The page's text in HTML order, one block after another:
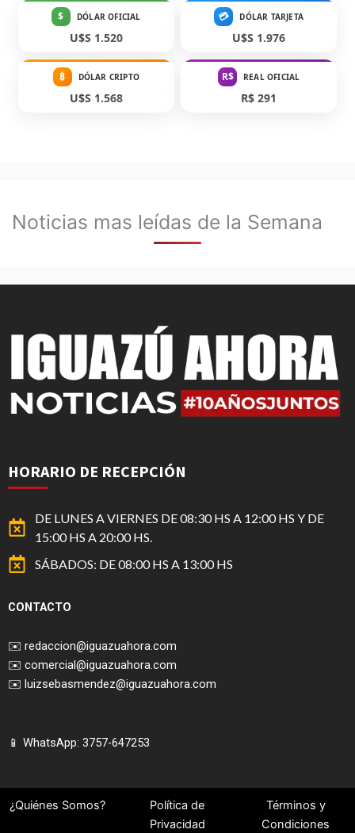
$ DÓLAR OFICIAL
U$S 1.520
💳 DÓLAR TARJETA
U$S 1.976
₿ DÓLAR CRIPTO
U$S 1.568
R$ REAL OFICIAL
R$ 291
Noticias mas leídas de la Semana
HORARIO DE RECEPCIÓN
DE LUNES A VIERNES DE 08:30 HS A 12:00 HS Y DE
15:00 HS A 20:00 HS.
SÁBADOS: DE 08:00 HS A 13:00 HS
CONTACTO
✉️ redaccion@iguazuahora.com
✉️ comercial@iguazuahora.com
✉️ luizsebasmendez@iguazuahora.com
📱 WhatsApp: 3757-647253
¿Quiénes Somos?
Política de
Privacidad
Términos y
Condiciones